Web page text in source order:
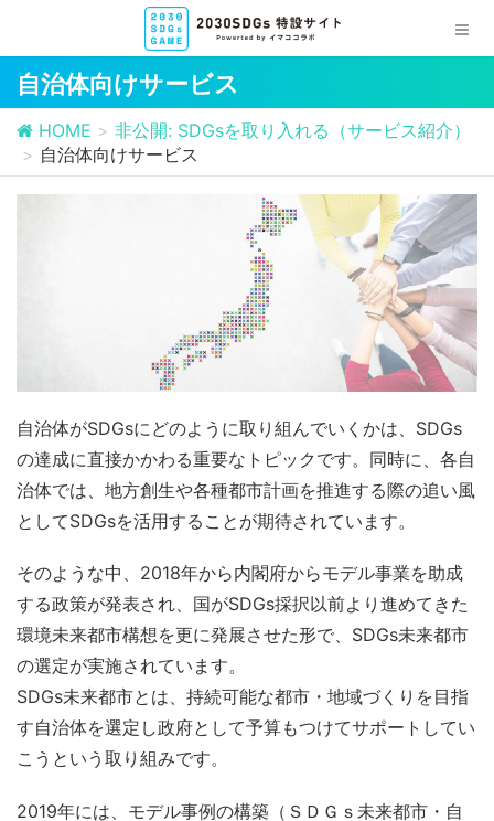
自治体向けサービス
HOME
非公開: SDGsを取り入れる（サービス紹介）
自治体向けサービス
自治体がSDGsにどのように取り組んでいくかは、SDGs
の達成に直接かかわる重要なトピックです。同時に、各自
治体では、地方創生や各種都市計画を推進する際の追い風
としてSDGsを活用することが期待されています。
そのような中、2018年から内閣府からモデル事業を助成
する政策が発表され、国がSDGs採択以前より進めてきた
環境未来都市構想を更に発展させた形で、SDGs未来都市
の選定が実施されています。
SDGs未来都市とは、持続可能な都市・地域づくりを目指
す自治体を選定し政府として予算もつけてサポートしてい
こうという取り組みです。
2019年には、モデル事例の構築（ＳＤＧｓ未来都市・自